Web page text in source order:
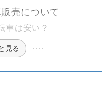
売について
車は安い？
見る